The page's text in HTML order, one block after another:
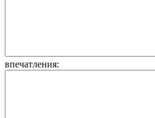
впечатления: